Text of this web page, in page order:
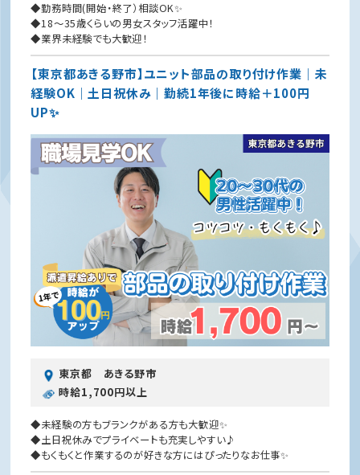
◆勤務時間(開始・終了）相談OK✨
◆18〜35歳くらいの男女スタッフ活躍中！
◆業界未経験でも大歓迎！
【東京都あきる野市】ユニット部品の取り付け作業｜未
経験OK｜土日祝休み｜勤続1年後に時給＋100円
UP✨
東京都 あきる野市
時給1,700円以上
◆未経験の方もブランクがある方も大歓迎✨
◆土日祝休みでプライベートも充実しやすい♪
◆もくもくと作業するのが好きな方にはぴったりなお仕事✨